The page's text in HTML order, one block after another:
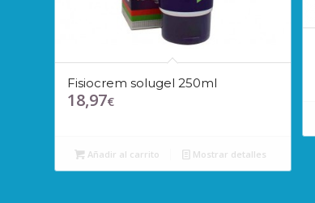
Fisiocrem solugel 250ml
18,97€
Añadir al carrito Mostrar detalles